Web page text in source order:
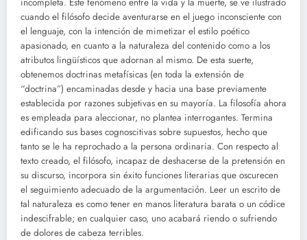
cuando el filósofo decide aventurarse en el juego inconsciente con
el lenguaje, con la intención de mimetizar el estilo poético
apasionado, en cuanto a la naturaleza del contenido como a los
atributos lingüísticos que adornan al mismo. De esta suerte,
obtenemos doctrinas metafísicas (en toda la extensión de
“doctrina”) encaminadas desde y hacia una base previamente
establecida por razones subjetivas en su mayoría. La filosofía ahora
es empleada para aleccionar, no plantea interrogantes. Termina
edificando sus bases cognoscitivas sobre supuestos, hecho que
tanto se le ha reprochado a la persona ordinaria. Con respecto al
texto creado, el filósofo, incapaz de deshacerse de la pretensión en
su discurso, incorpora sin éxito funciones literarias que oscurecen
el seguimiento adecuado de la argumentación. Leer un escrito de
tal naturaleza es como tener en manos literatura barata o un códice
indescifrable; en cualquier caso, uno acabará riendo o sufriendo
de dolores de cabeza terribles.